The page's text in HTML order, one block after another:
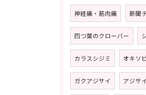
神経痛・筋肉痛 新聞
四つ葉のクローバー
カラスシジミ オキソ
ガクアジサイ アジサイ